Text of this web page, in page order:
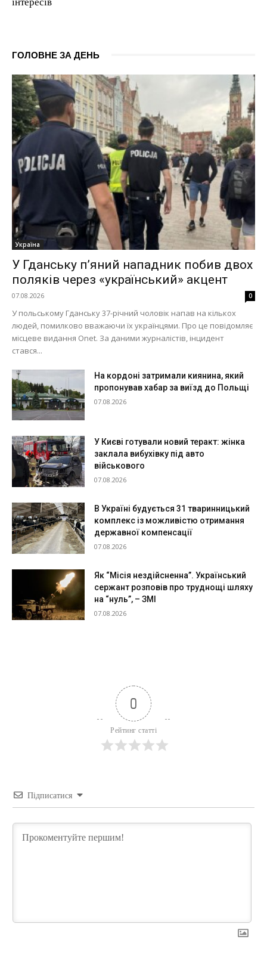
1-MONTH
/ month
By agreeing to this tier, you are billed every month after
the first one until you opt out of the monthly
subscription.
ГОЛОВНЕ ЗА ДЕНЬ
Україна
У Гданську п’яний нападник побив двох
поляків через «український» акцент
07.08.2026 0
У польському Гданську 37-річний чоловік напав на кількох
людей, помилково вважаючи їх українцями. Про це повідомляє
місцеве видання Onet. За даними журналістів, інцидент
стався...
На кордоні затримали киянина, який
пропонував хабар за виїзд до Польщі
07.08.2026
У Києві готували новий теракт: жінка
заклала вибухівку під авто
військового
07.08.2026
В Україні будується 31 тваринницький
комплекс із можливістю отримання
державної компенсації
07.08.2026
Як “Місія нездійсненна”. Український
сержант розповів про труднощі шляху
на “нуль”, – ЗМІ
07.08.2026
0
Рейтинг статті
Підписатися